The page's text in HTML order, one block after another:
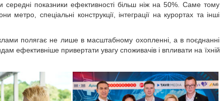
середні показники ефективності більш ніж на 50%. Саме тому
спеціальні конструкції, інтеграції на курортах та інші
полягає не лише в масштабному охопленні, а в поєднанні
ефективніше привертати увагу споживачів і впливати на їхній